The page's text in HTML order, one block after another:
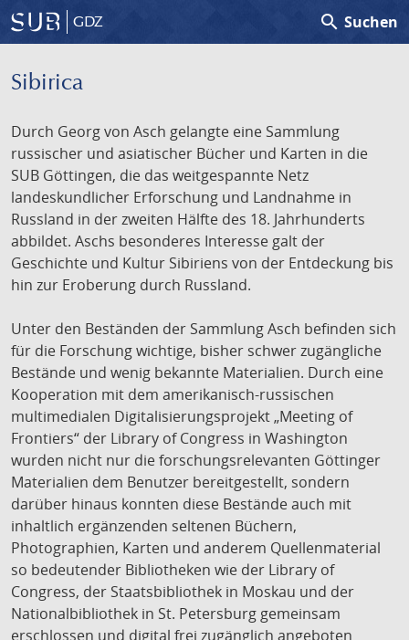
GDZ search Suchen
Sibirica
Durch Georg von Asch gelangte eine Sammlung
russischer und asiatischer Bücher und Karten in die
SUB Göttingen, die das weitgespannte Netz
landeskundlicher Erforschung und Landnahme in
Russland in der zweiten Hälfte des 18. Jahrhunderts
abbildet. Aschs besonderes Interesse galt der
Geschichte und Kultur Sibiriens von der Entdeckung bis
hin zur Eroberung durch Russland.
Unter den Beständen der Sammlung Asch befinden sich
für die Forschung wichtige, bisher schwer zugängliche
Bestände und wenig bekannte Materialien. Durch eine
Kooperation mit dem amerikanisch-russischen
multimedialen Digitalisierungsprojekt „Meeting of
Frontiers“ der Library of Congress in Washington
wurden nicht nur die forschungsrelevanten Göttinger
Materialien dem Benutzer bereitgestellt, sondern
darüber hinaus konnten diese Bestände auch mit
inhaltlich ergänzenden seltenen Büchern,
Photographien, Karten und anderem Quellenmaterial
so bedeutender Bibliotheken wie der Library of
Congress, der Staatsbibliothek in Moskau und der
Nationalbibliothek in St. Petersburg gemeinsam
erschlossen und digital frei zugänglich angeboten